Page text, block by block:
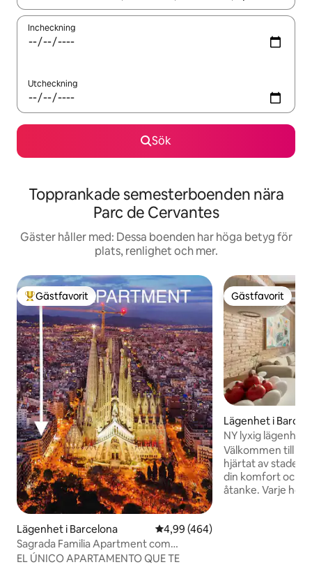
Incheckning
Utcheckning
Sök
Topprankade semesterboenden nära
Parc de Cervantes
Gäster håller med: Dessa boenden har höga betyg för
plats, renlighet och mer.
Populär gästfavorit
Gästfavorit
Lägenhet i Barcelona 4,99 av 5 i genomsnittligt
4,99 (464)
Sagrada Familia Apartment com
"Hörnlägenhet", Sa...
EL ÚNICO APARTAMENTO QUE TE
Gästfavorit
Gästfavorit
Lägenhet i
NY lyxig lägenhet
Välkommen till
hjärtat av
din komfort och
åtanke. Varje